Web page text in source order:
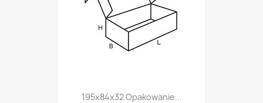
195x84x32 Opakowanie...